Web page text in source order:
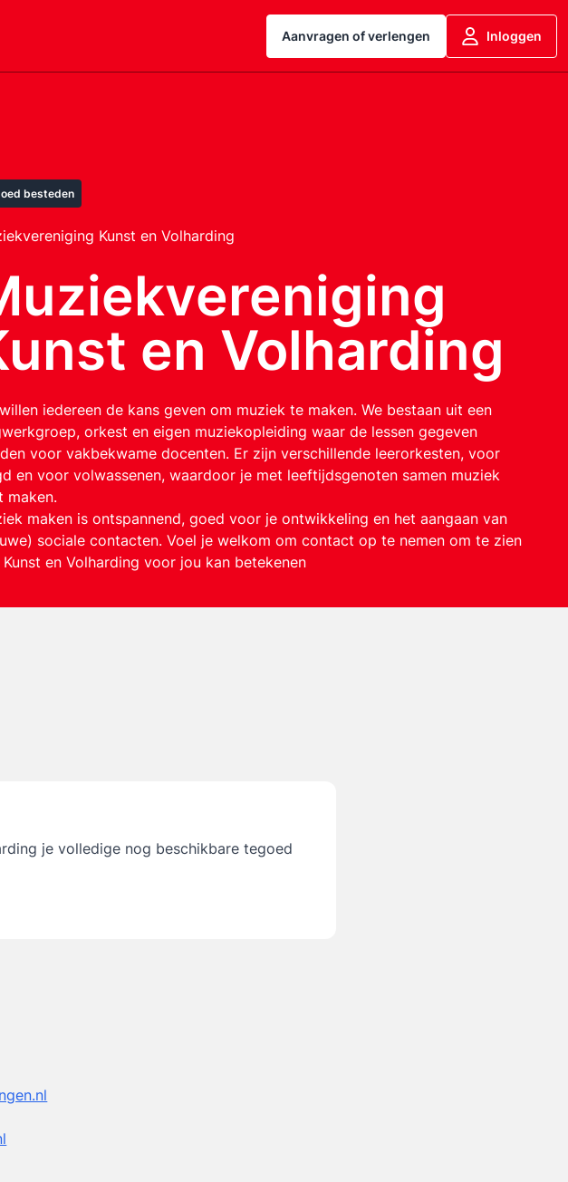
Aanvragen of verlengen Inloggen
besteden
Kunst en Volharding
en Volharding
iedereen de kans geven om muziek te maken. We bestaan uit een
orkest en eigen muziekopleiding waar de lessen gegeven
voor vakbekwame docenten. Er zijn verschillende leerorkesten, voor
en voor volwassenen, waardoor je met leeftijdsgenoten samen muziek
maken.
maken is ontspannend, goed voor je ontwikkeling en het aangaan van
sociale contacten. Voel je welkom om contact op te nemen om te zien
en Volharding voor jou kan betekenen
je volledige nog beschikbare tegoed